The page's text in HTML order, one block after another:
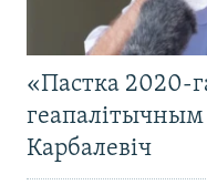
«Пастка 2020-
геапалітычным
Карбалевіч